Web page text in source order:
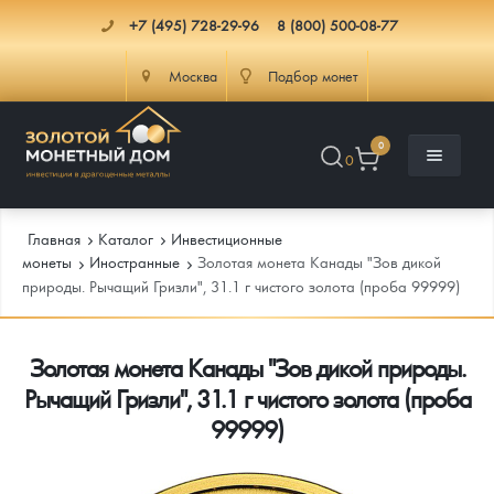
+7 (495) 728-29-96 8 (800) 500-08-77
Москва Подбор монет
0
0
Каталог
Каталог Монет
Инвестиционные монеты
Инфо
Как сделать заказ
Главная Каталог
Инвестиционные
монеты
Иностранные
Золотая монета Канады "Зов дикой
природы. Рычащий Гризли", 31.1 г чистого золота (проба 99999)
Золотая монета Канады "Зов дикой природы.
Рычащий Гризли", 31.1 г чистого золота (проба
99999)